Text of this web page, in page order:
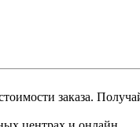
заказа.